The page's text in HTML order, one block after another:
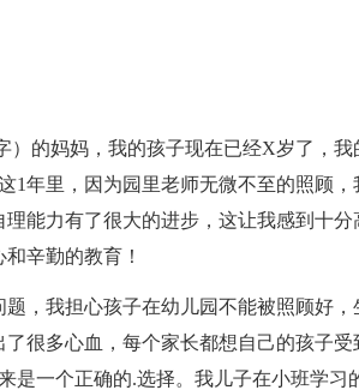
的妈妈，我的孩子现在已经X岁了，
1年里，因为园里老师无微不至的照顾
能力有了很大的进步，这让我感到十分
辛勤的教育！
，我担心孩子在幼儿园不能被照顾好
很多心血，每个家长都想自己的孩子
是一个正确的.选择。我儿子在小班学习